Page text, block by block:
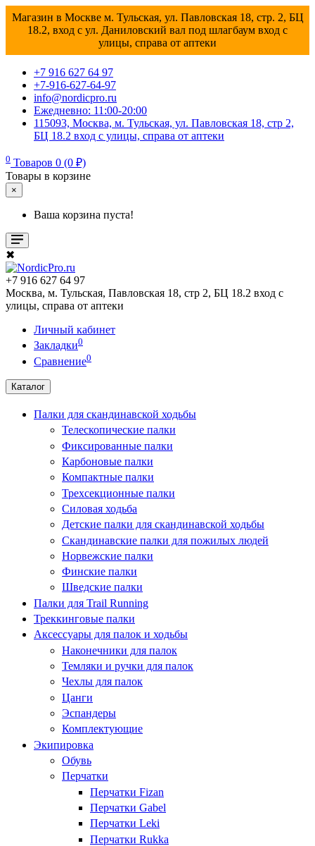
Магазин в Москве м. Тульская, ул. Павловская 18, стр. 2, БЦ
18.2, вход с ул. Даниловский вал под шлагбаум вход с
улицы, справа от аптеки
+7 916 627 64 97
+7-916-627-64-97
info@nordicpro.ru
Ежедневно: 11:00-20:00
115093, Москва, м. Тульская, ул. Павловская 18, стр 2,
БЦ 18.2 вход с улицы, справа от аптеки
0 Товаров 0 (0 ₽)
Товары в корзине
×
Ваша корзина пуста!
✖
+7 916 627 64 97
Москва, м. Тульская, Павловская 18, стр 2, БЦ 18.2 вход с
улицы, справа от аптеки
Личный кабинет
Закладки0
Сравнение0
Каталог
Палки для скандинавской ходьбы
Телескопические палки
Фиксированные палки
Карбоновые палки
Компактные палки
Трехсекционные палки
Силовая ходьба
Детские палки для скандинавской ходьбы
Скандинавские палки для пожилых людей
Норвежские палки
Финские палки
Шведские палки
Палки для Trail Running
Треккинговые палки
Аксессуары для палок и ходьбы
Наконечники для палок
Темляки и ручки для палок
Чехлы для палок
Цанги
Эспандеры
Комплектующие
Экипировка
Обувь
Перчатки
Перчатки Fizan
Перчатки Gabel
Перчатки Leki
Перчатки Rukka